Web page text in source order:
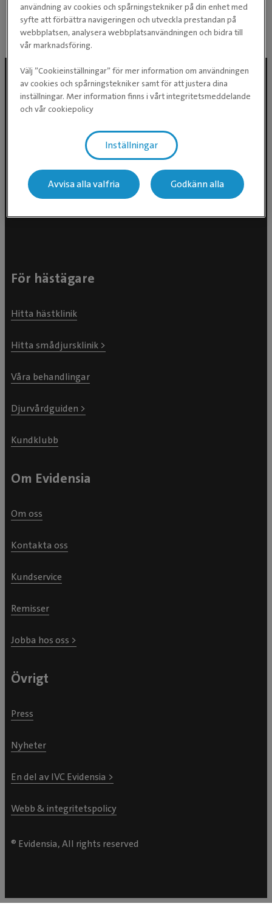
KLINIK:Evidensia Specialisthästsjukhuset
Helsingborg
Evidensia Djursjukvård AB
Östhammarsgatan 74
För hästägare
Hitta hästklinik
Hitta smådjursklinik >
Våra behandlingar
Djurvårdguiden >
Kundklubb
Om Evidensia
Om oss
Kontakta oss
Kundservice
Remisser
Jobba hos oss >
Övrigt
Press
Nyheter
En del av IVC Evidensia >
Webb & integritetspolicy
® Evidensia, All rights reserved
användning av cookies och spårningstekniker på din enhet med
syfte att förbättra navigeringen och utveckla prestandan på
webbplatsen, analysera webbplatsanvändningen och bidra till
vår marknadsföring.
Välj ”Cookieinställningar” för mer information om användningen
av cookies och spårningstekniker samt för att justera dina
inställningar. Mer information finns i vårt integritetsmeddelande
och vår cookiepolicy
Inställningar
Avvisa alla valfria Godkänn alla